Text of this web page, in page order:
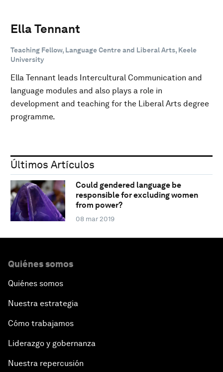
Ella Tennant
Teaching Fellow, Language Centre and Liberal Arts, Keele
University
Ella Tennant leads Intercultural Communication and
language modules and also plays a role in
development and teaching for the Liberal Arts degree
programme.
Últimos Artículos
Could gendered language be
responsible for excluding women
from power?
08 mar 2019
Quiénes somos
Quiénes somos
Nuestra estrategia
Cómo trabajamos
Liderazgo y gobernanza
Nuestra repercusión